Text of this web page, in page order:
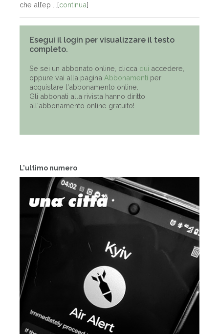
L'ultimo numero
che all’ep ...[continua]
Esegui il login per visualizzare il testo
completo.
Se sei un abbonato online, clicca qui accedere,
oppure vai alla pagina Abbonamenti per
acquistare l'abbonamento online.
Gli abbonati alla rivista hanno diritto
all'abbonamento online gratuito!